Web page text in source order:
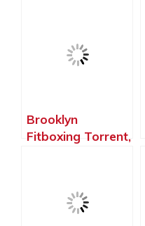
Brooklyn
Fitboxing Torrent,